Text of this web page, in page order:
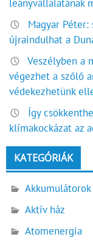
leányvállalatának
Magyar
újraindulhat a
Veszélyben a
végezhet a szőlő
védekezhetünk
Így
klímakockázat az
KATEGÓRIÁK
Akkumulátorok
Aktív ház
Atomenergia